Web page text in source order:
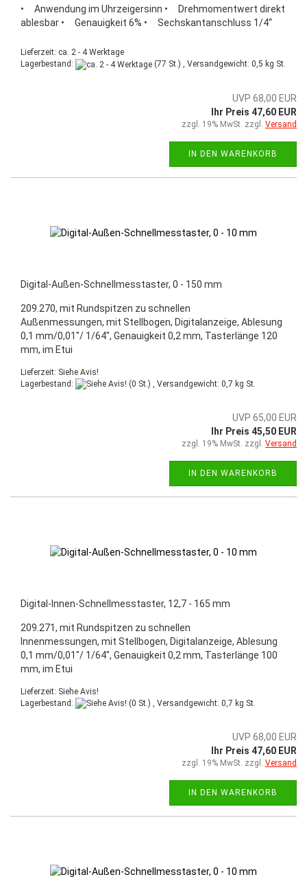
• Anwendung im Uhrzeigersinn • Drehmomentwert direkt
ablesbar • Genauigkeit 6% • Sechskantanschluss 1/4“
Lieferzeit: ca. 2 - 4 Werktage
Lagerbestand:
(77 St.) , Versandgewicht: 0,5 kg St.
UVP 68,00 EUR
Ihr Preis 47,60 EUR
zzgl. 19% MwSt. zzgl. Versand
IN DEN WARENKORB
Digital-Außen-Schnellmesstaster, 0 - 150 mm
209.270, mit Rundspitzen zu schnellen
Außenmessungen, mit Stellbogen, Digitalanzeige, Ablesung
0,1 mm/0,01"/ 1/64", Genauigkeit 0,2 mm, Tasterlänge 120
mm, im Etui
Lieferzeit: Siehe Avis!
Lagerbestand:
(0 St.) , Versandgewicht: 0,7 kg St.
UVP 65,00 EUR
Ihr Preis 45,50 EUR
zzgl. 19% MwSt. zzgl. Versand
IN DEN WARENKORB
Digital-Innen-Schnellmesstaster, 12,7 - 165 mm
209.271, mit Rundspitzen zu schnellen
Innenmessungen, mit Stellbogen, Digitalanzeige, Ablesung
0,1 mm/0,01"/ 1/64", Genauigkeit 0,2 mm, Tasterlänge 100
mm, im Etui
Lieferzeit: Siehe Avis!
Lagerbestand:
(0 St.) , Versandgewicht: 0,7 kg St.
UVP 68,00 EUR
Ihr Preis 47,60 EUR
zzgl. 19% MwSt. zzgl. Versand
IN DEN WARENKORB